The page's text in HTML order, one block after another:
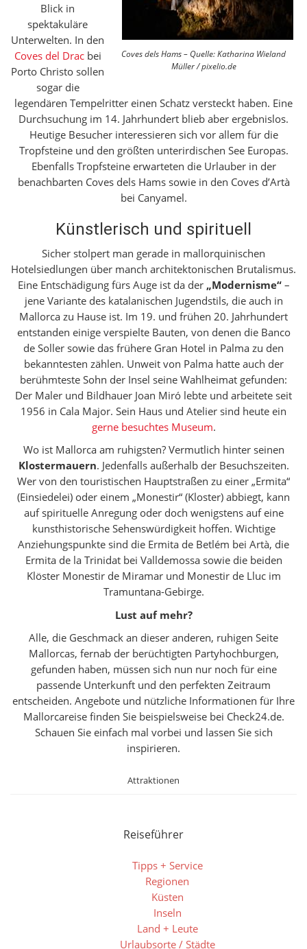
Coves dels Hams – Quelle: Katharina Wieland
Müller / pixelio.de
Blick in
spektakuläre
Unterwelten. In den
Coves del Dracbei
Porto Christo sollen
sogar die
legendären Tempelritter einen Schatz versteckt haben. Eine
Durchsuchung im 14. Jahrhundert blieb aber ergebnislos.
Heutige Besucher interessieren sich vor allem für die
Tropfsteine und den größten unterirdischen See Europas.
Ebenfalls Tropfsteine erwarteten die Urlauber in der
benachbarten Coves dels Hams sowie in den Coves d’Artà
bei Canyamel.
Künstlerisch und spirituell
Sicher stolpert man gerade in mallorquinischen
Hotelsiedlungen über manch architektonischen Brutalismus.
Eine Entschädigung fürs Auge ist da der „Modernisme“–
jene Variante des katalanischen Jugendstils, die auch in
Mallorca zu Hause ist. Im 19. und frühen 20. Jahrhundert
entstanden einige verspielte Bauten, von denen die Banco
de Soller sowie das frühere Gran Hotel in Palma zu den
bekanntesten zählen. Unweit von Palma hatte auch der
berühmteste Sohn der Insel seine Wahlheimat gefunden:
Der Maler und Bildhauer Joan Miró lebte und arbeitete seit
1956 in Cala Major. Sein Haus und Atelier sind heute ein
gerne besuchtes Museum.
Wo ist Mallorca am ruhigsten? Vermutlich hinter seinen
Klostermauern. Jedenfalls außerhalb der Besuchszeiten.
Wer von den touristischen Hauptstraßen zu einer „Ermita“
(Einsiedelei) oder einem „Monestir“ (Kloster) abbiegt, kann
auf spirituelle Anregung oder doch wenigstens auf eine
kunsthistorische Sehenswürdigkeit hoffen. Wichtige
Anziehungspunkte sind die Ermita de Betlém bei Artà, die
Ermita de la Trinidat bei Valldemossa sowie die beiden
Klöster Monestir de Miramar und Monestir de Lluc im
Tramuntana-Gebirge.
Lust auf mehr?
Alle, die Geschmack an dieser anderen, ruhigen Seite
Mallorcas, fernab der berüchtigten Partyhochburgen,
gefunden haben, müssen sich nun nur noch für eine
passende Unterkunft und den perfekten Zeitraum
entscheiden. Angebote und nützliche Informationen für Ihre
Mallorcareise finden Sie beispielsweise bei Check24.de.
Schauen Sie einfach mal vorbei und lassen Sie sich
inspirieren.
Attraktionen
Reiseführer
Tipps + Service
Regionen
Küsten
Inseln
Land + Leute
Urlaubsorte / Städte